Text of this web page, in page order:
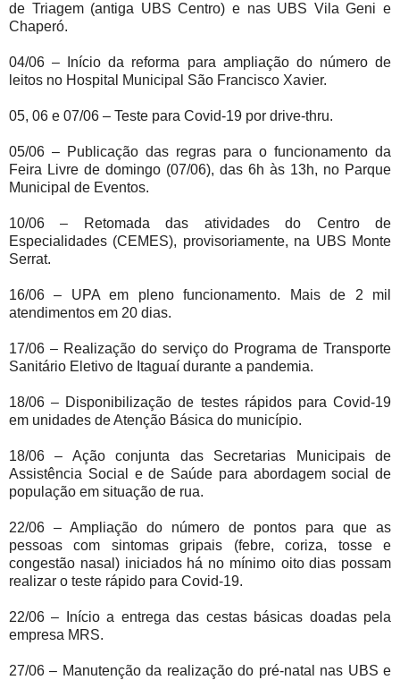
de Triagem (antiga UBS Centro) e nas UBS Vila Geni e
Chaperó.
04/06 – Início da reforma para ampliação do número de
leitos no Hospital Municipal São Francisco Xavier.
05, 06 e 07/06 – Teste para Covid-19 por drive-thru.
05/06 – Publicação das regras para o funcionamento da
Feira Livre de domingo (07/06), das 6h às 13h, no Parque
Municipal de Eventos.
10/06 – Retomada das atividades do Centro de
Especialidades (CEMES), provisoriamente, na UBS Monte
Serrat.
16/06 – UPA em pleno funcionamento. Mais de 2 mil
atendimentos em 20 dias.
17/06 – Realização do serviço do Programa de Transporte
Sanitário Eletivo de Itaguaí durante a pandemia.
18/06 – Disponibilização de testes rápidos para Covid-19
em unidades de Atenção Básica do município.
18/06 – Ação conjunta das Secretarias Municipais de
Assistência Social e de Saúde para abordagem social de
população em situação de rua.
22/06 – Ampliação do número de pontos para que as
pessoas com sintomas gripais (febre, coriza, tosse e
congestão nasal) iniciados há no mínimo oito dias possam
realizar o teste rápido para Covid-19.
22/06 – Início a entrega das cestas básicas doadas pela
empresa MRS.
27/06 – Manutenção da realização do pré-natal nas UBS e